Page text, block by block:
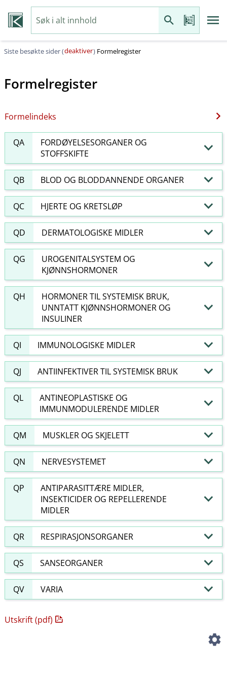
Siste besøkte sider (deaktiver) Formelregister
Formelregister
Formelindeks
QA
FORDØYELSESORGANER OG
STOFFSKIFTE
QB BLOD OG BLODDANNENDE ORGANER
QC HJERTE OG KRETSLØP
QD DERMATOLOGISKE MIDLER
QG
UROGENITALSYSTEM OG
KJØNNSHORMONER
QH
HORMONER TIL SYSTEMISK BRUK,
UNNTATT KJØNNSHORMONER OG
INSULINER
QI IMMUNOLOGISKE MIDLER
QJ ANTIINFEKTIVER TIL SYSTEMISK BRUK
QL
ANTINEOPLASTISKE OG
IMMUNMODULERENDE MIDLER
QM MUSKLER OG SKJELETT
QN NERVESYSTEMET
QP
ANTIPARASITTÆRE MIDLER,
INSEKTICIDER OG REPELLERENDE
MIDLER
QR RESPIRASJONSORGANER
QS SANSEORGANER
QV VARIA
Utskrift (pdf)